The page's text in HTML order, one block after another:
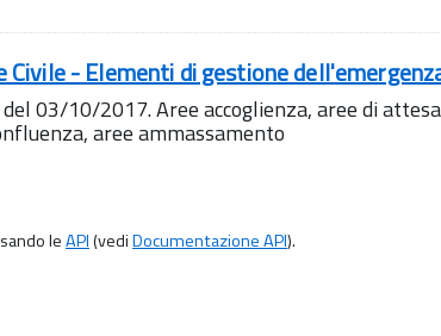
- Elementi di gestione
03/10/2017. Aree accoglienza, aree di
aree ammassamento
leAPI(vediDocumentazione API).